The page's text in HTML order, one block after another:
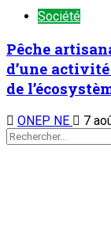
Société
Pêche
d’une
de
ONEP NE 7